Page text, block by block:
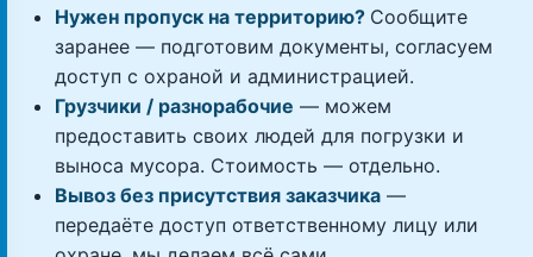
Нужен пропуск на территорию? Сообщите
заранее — подготовим документы, согласуем
доступ с охраной и администрацией.
Грузчики / разнорабочие — можем
предоставить своих людей для погрузки и
выноса мусора. Стоимость — отдельно.
Вывоз без присутствия заказчика —
передаёте доступ ответственному лицу или